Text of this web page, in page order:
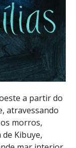
a partir do
atravessando
morros,
Kibuye,